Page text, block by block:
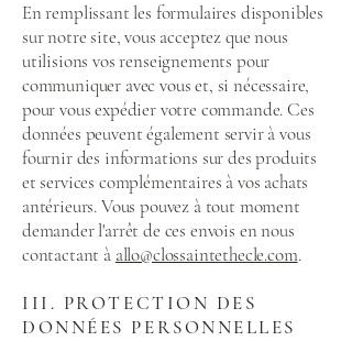
En remplissant les formulaires disponibles
sur notre site, vous acceptez que nous
utilisions vos renseignements pour
communiquer avec vous et, si nécessaire,
pour vous expédier votre commande. Ces
données peuvent également servir à vous
fournir des informations sur des produits
et services complémentaires à vos achats
antérieurs. Vous pouvez à tout moment
demander l'arrêt de ces envois en nous
contactant à allo@clossaintethecle.com.
III. PROTECTION DES
DONNÉES PERSONNELLES